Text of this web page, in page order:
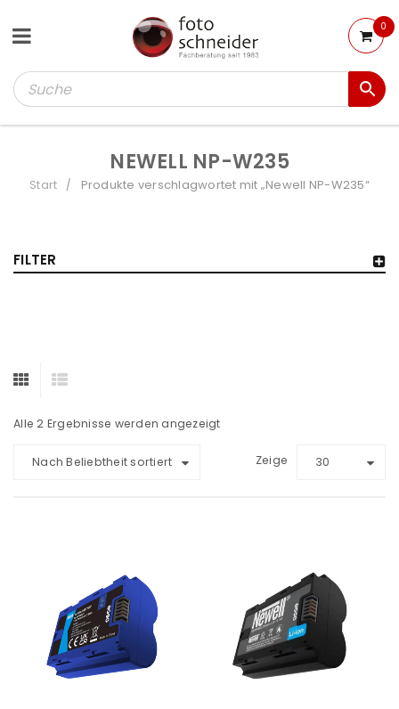
0
NEWELL NP-W235
Start / Produkte verschlagwortet mit „Newell NP-W235“
FILTER
Alle 2 Ergebnisse werden angezeigt
Nach Beliebtheit sortiert Zeige 30